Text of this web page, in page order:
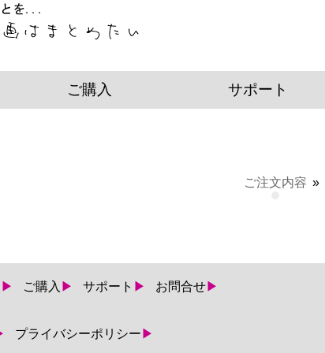
ご購入 サポート
ご注文内容 »
ご購入 サポート お問合せ
プライバシーポリシー